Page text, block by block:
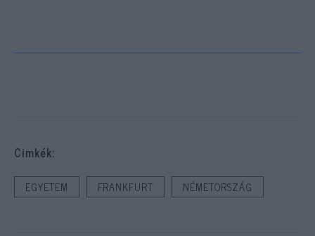
Cimkék:
EGYETEM FRANKFURT NÉMETORSZÁG